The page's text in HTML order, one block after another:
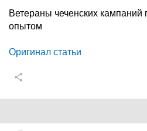
Ветераны чеченских кампаний
опытом
Оригинал статьи